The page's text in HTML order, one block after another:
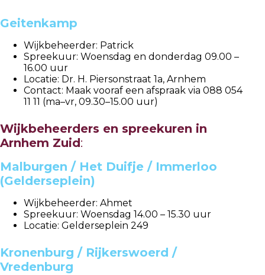
Geitenkamp
Wijkbeheerder: Patrick
Spreekuur: Woensdag en donderdag 09.00 –
16.00 uur
Locatie: Dr. H. Piersonstraat 1a, Arnhem
Contact: Maak vooraf een afspraak via 088 054
11 11 (ma–vr, 09.30–15.00 uur)
Wijkbeheerders en spreekuren in
Arnhem Zuid:
Malburgen / Het Duifje / Immerloo
(Gelderseplein)
Wijkbeheerder: Ahmet
Spreekuur: Woensdag 14.00 – 15.30 uur
Locatie: Gelderseplein 249
Kronenburg / Rijkerswoerd /
Vredenburg